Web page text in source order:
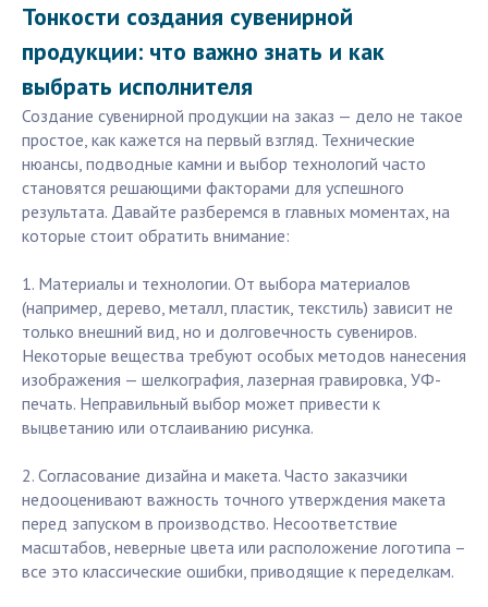
Тонкости создания сувенирной
продукции: что важно знать и как
выбрать исполнителя
Создание сувенирной продукции на заказ — дело не такое
простое, как кажется на первый взгляд. Технические
нюансы, подводные камни и выбор технологий часто
становятся решающими факторами для успешного
результата. Давайте разберемся в главных моментах, на
которые стоит обратить внимание:
1. Материалы и технологии. От выбора материалов
(например, дерево, металл, пластик, текстиль) зависит не
только внешний вид, но и долговечность сувениров.
Некоторые вещества требуют особых методов нанесения
изображения — шелкография, лазерная гравировка, УФ-
печать. Неправильный выбор может привести к
выцветанию или отслаиванию рисунка.
2. Согласование дизайна и макета. Часто заказчики
недооценивают важность точного утверждения макета
перед запуском в производство. Несоответствие
масштабов, неверные цвета или расположение логотипа –
все это классические ошибки, приводящие к переделкам.